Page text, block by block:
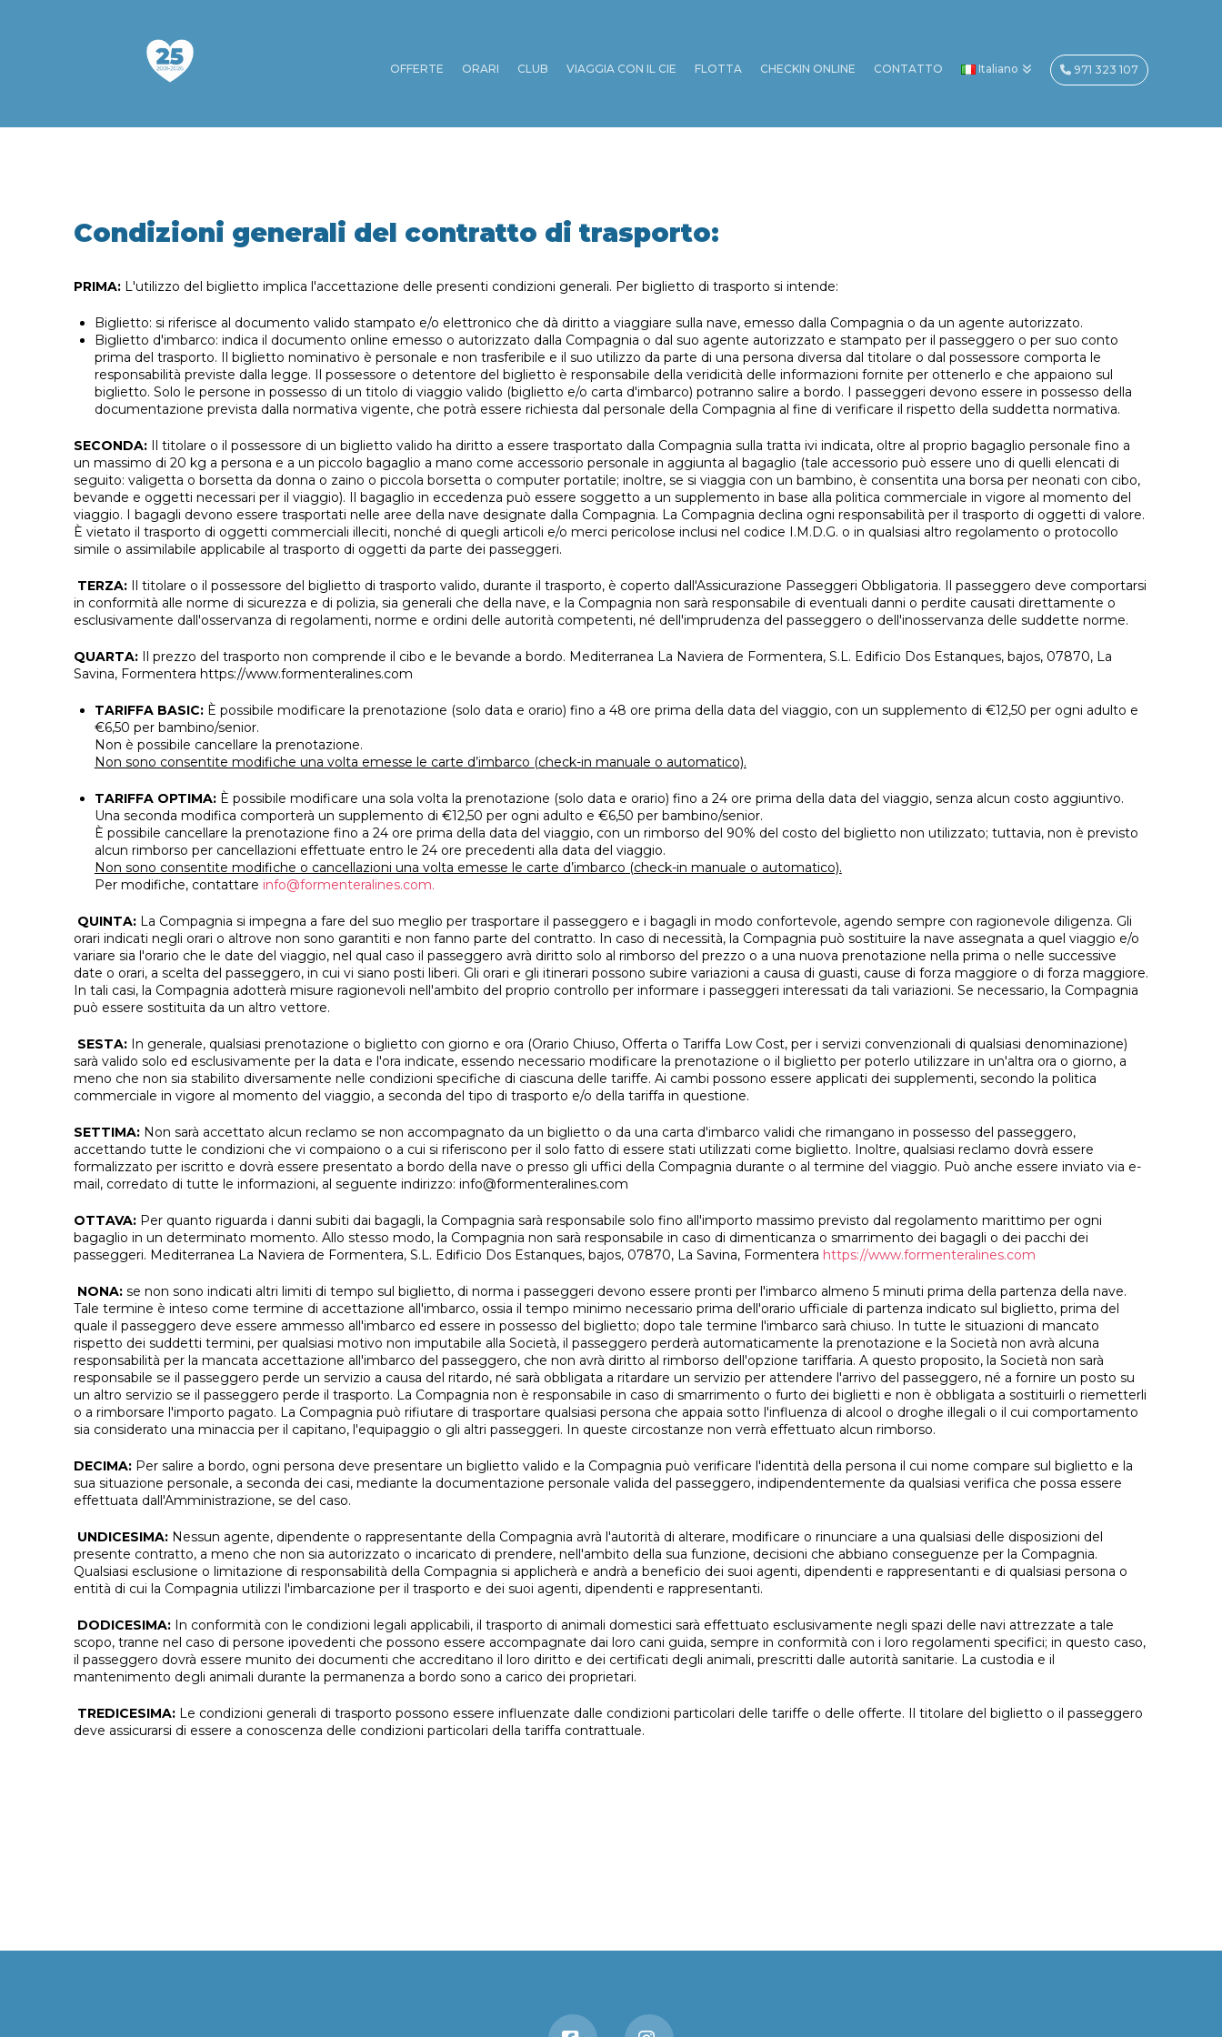
OFFERTE ORARI CLUB VIAGGIA CON IL CIE FLOTTA CHECKIN ONLINE CONTATTO Italiano 971 323 107
Condizioni generali del contratto di trasporto:
PRIMA:L'utilizzo del biglietto implica l'accettazione delle presenti condizioni generali. Per biglietto di trasporto si intende:
Biglietto: si riferisce al documento valido stampato e/o elettronico che dà diritto a viaggiare sulla nave, emesso dalla Compagnia o da un agente autorizzato.
Biglietto d'imbarco: indica il documento online emesso o autorizzato dalla Compagnia o dal suo agente autorizzato e stampato per il passeggero o per suo conto
prima del trasporto. Il biglietto nominativo è personale e non trasferibile e il suo utilizzo da parte di una persona diversa dal titolare o dal possessore comporta le
responsabilità previste dalla legge. Il possessore o detentore del biglietto è responsabile della veridicità delle informazioni fornite per ottenerlo e che appaiono sul
biglietto. Solo le persone in possesso di un titolo di viaggio valido (biglietto e/o carta d'imbarco) potranno salire a bordo. I passeggeri devono essere in possesso della
documentazione prevista dalla normativa vigente, che potrà essere richiesta dal personale della Compagnia al fine di verificare il rispetto della suddetta normativa.
SECONDA:Il titolare o il possessore di un biglietto valido ha diritto a essere trasportato dalla Compagnia sulla tratta ivi indicata, oltre al proprio bagaglio personale fino a
un massimo di 20 kg a persona e a un piccolo bagaglio a mano come accessorio personale in aggiunta al bagaglio (tale accessorio può essere uno di quelli elencati di
seguito: valigetta o borsetta da donna o zaino o piccola borsetta o computer portatile; inoltre, se si viaggia con un bambino, è consentita una borsa per neonati con cibo,
bevande e oggetti necessari per il viaggio). Il bagaglio in eccedenza può essere soggetto a un supplemento in base alla politica commerciale in vigore al momento del
viaggio. I bagagli devono essere trasportati nelle aree della nave designate dalla Compagnia. La Compagnia declina ogni responsabilità per il trasporto di oggetti di valore.
È vietato il trasporto di oggetti commerciali illeciti, nonché di quegli articoli e/o merci pericolose inclusi nel codice I.M.D.G. o in qualsiasi altro regolamento o protocollo
simile o assimilabile applicabile al trasporto di oggetti da parte dei passeggeri.
TERZA:Il titolare o il possessore del biglietto di trasporto valido, durante il trasporto, è coperto dall'Assicurazione Passeggeri Obbligatoria. Il passeggero deve comportarsi
in conformità alle norme di sicurezza e di polizia, sia generali che della nave, e la Compagnia non sarà responsabile di eventuali danni o perdite causati direttamente o
esclusivamente dall'osservanza di regolamenti, norme e ordini delle autorità competenti, né dell'imprudenza del passeggero o dell'inosservanza delle suddette norme.
QUARTA:Il prezzo del trasporto non comprende il cibo e le bevande a bordo. Mediterranea La Naviera de Formentera, S.L. Edificio Dos Estanques, bajos, 07870, La
Savina, Formentera https://www.formenteralines.com
TARIFFA BASIC: È possibile modificare la prenotazione (solo data e orario) fino a 48 ore prima della data del viaggio, con un supplemento di €12,50 per ogni adulto e
€6,50 per bambino/senior.
Non è possibile cancellare la prenotazione.
Non sono consentite modifiche una volta emesse le carte d’imbarco (check-in manuale o automatico).
TARIFFA OPTIMA: È possibile modificare una sola volta la prenotazione (solo data e orario) fino a 24 ore prima della data del viaggio, senza alcun costo aggiuntivo.
Una seconda modifica comporterà un supplemento di €12,50 per ogni adulto e €6,50 per bambino/senior.
È possibile cancellare la prenotazione fino a 24 ore prima della data del viaggio, con un rimborso del 90% del costo del biglietto non utilizzato; tuttavia, non è previsto
alcun rimborso per cancellazioni effettuate entro le 24 ore precedenti alla data del viaggio.
Non sono consentite modifiche o cancellazioni una volta emesse le carte d’imbarco (check-in manuale o automatico).
Per modifiche, contattare info@formenteralines.com.
QUINTA:La Compagnia si impegna a fare del suo meglio per trasportare il passeggero e i bagagli in modo confortevole, agendo sempre con ragionevole diligenza. Gli
orari indicati negli orari o altrove non sono garantiti e non fanno parte del contratto. In caso di necessità, la Compagnia può sostituire la nave assegnata a quel viaggio e/o
variare sia l'orario che le date del viaggio, nel qual caso il passeggero avrà diritto solo al rimborso del prezzo o a una nuova prenotazione nella prima o nelle successive
date o orari, a scelta del passeggero, in cui vi siano posti liberi. Gli orari e gli itinerari possono subire variazioni a causa di guasti, cause di forza maggiore o di forza maggiore.
In tali casi, la Compagnia adotterà misure ragionevoli nell'ambito del proprio controllo per informare i passeggeri interessati da tali variazioni. Se necessario, la Compagnia
può essere sostituita da un altro vettore.
SESTA:In generale, qualsiasi prenotazione o biglietto con giorno e ora (Orario Chiuso, Offerta o Tariffa Low Cost, per i servizi convenzionali di qualsiasi denominazione)
sarà valido solo ed esclusivamente per la data e l'ora indicate, essendo necessario modificare la prenotazione o il biglietto per poterlo utilizzare in un'altra ora o giorno, a
meno che non sia stabilito diversamente nelle condizioni specifiche di ciascuna delle tariffe. Ai cambi possono essere applicati dei supplementi, secondo la politica
commerciale in vigore al momento del viaggio, a seconda del tipo di trasporto e/o della tariffa in questione.
SETTIMA:Non sarà accettato alcun reclamo se non accompagnato da un biglietto o da una carta d'imbarco validi che rimangano in possesso del passeggero,
accettando tutte le condizioni che vi compaiono o a cui si riferiscono per il solo fatto di essere stati utilizzati come biglietto. Inoltre, qualsiasi reclamo dovrà essere
formalizzato per iscritto e dovrà essere presentato a bordo della nave o presso gli uffici della Compagnia durante o al termine del viaggio. Può anche essere inviato via e-
mail, corredato di tutte le informazioni, al seguente indirizzo: info@formenteralines.com
OTTAVA:Per quanto riguarda i danni subiti dai bagagli, la Compagnia sarà responsabile solo fino all'importo massimo previsto dal regolamento marittimo per ogni
bagaglio in un determinato momento. Allo stesso modo, la Compagnia non sarà responsabile in caso di dimenticanza o smarrimento dei bagagli o dei pacchi dei
passeggeri. Mediterranea La Naviera de Formentera, S.L. Edificio Dos Estanques, bajos, 07870, La Savina, Formentera https://www.formenteralines.com
NONA:se non sono indicati altri limiti di tempo sul biglietto, di norma i passeggeri devono essere pronti per l'imbarco almeno 5 minuti prima della partenza della nave.
Tale termine è inteso come termine di accettazione all'imbarco, ossia il tempo minimo necessario prima dell'orario ufficiale di partenza indicato sul biglietto, prima del
quale il passeggero deve essere ammesso all'imbarco ed essere in possesso del biglietto; dopo tale termine l'imbarco sarà chiuso. In tutte le situazioni di mancato
rispetto dei suddetti termini, per qualsiasi motivo non imputabile alla Società, il passeggero perderà automaticamente la prenotazione e la Società non avrà alcuna
responsabilità per la mancata accettazione all'imbarco del passeggero, che non avrà diritto al rimborso dell'opzione tariffaria. A questo proposito, la Società non sarà
responsabile se il passeggero perde un servizio a causa del ritardo, né sarà obbligata a ritardare un servizio per attendere l'arrivo del passeggero, né a fornire un posto su
un altro servizio se il passeggero perde il trasporto. La Compagnia non è responsabile in caso di smarrimento o furto dei biglietti e non è obbligata a sostituirli o riemetterli
o a rimborsare l'importo pagato. La Compagnia può rifiutare di trasportare qualsiasi persona che appaia sotto l'influenza di alcool o droghe illegali o il cui comportamento
sia considerato una minaccia per il capitano, l'equipaggio o gli altri passeggeri. In queste circostanze non verrà effettuato alcun rimborso.
DECIMA:Per salire a bordo, ogni persona deve presentare un biglietto valido e la Compagnia può verificare l'identità della persona il cui nome compare sul biglietto e la
sua situazione personale, a seconda dei casi, mediante la documentazione personale valida del passeggero, indipendentemente da qualsiasi verifica che possa essere
effettuata dall'Amministrazione, se del caso.
UNDICESIMA:Nessun agente, dipendente o rappresentante della Compagnia avrà l'autorità di alterare, modificare o rinunciare a una qualsiasi delle disposizioni del
presente contratto, a meno che non sia autorizzato o incaricato di prendere, nell'ambito della sua funzione, decisioni che abbiano conseguenze per la Compagnia.
Qualsiasi esclusione o limitazione di responsabilità della Compagnia si applicherà e andrà a beneficio dei suoi agenti, dipendenti e rappresentanti e di qualsiasi persona o
entità di cui la Compagnia utilizzi l'imbarcazione per il trasporto e dei suoi agenti, dipendenti e rappresentanti.
DODICESIMA:In conformità con le condizioni legali applicabili, il trasporto di animali domestici sarà effettuato esclusivamente negli spazi delle navi attrezzate a tale
scopo, tranne nel caso di persone ipovedenti che possono essere accompagnate dai loro cani guida, sempre in conformità con i loro regolamenti specifici; in questo caso,
il passeggero dovrà essere munito dei documenti che accreditano il loro diritto e dei certificati degli animali, prescritti dalle autorità sanitarie. La custodia e il
mantenimento degli animali durante la permanenza a bordo sono a carico dei proprietari.
TREDICESIMA:Le condizioni generali di trasporto possono essere influenzate dalle condizioni particolari delle tariffe o delle offerte. Il titolare del biglietto o il passeggero
deve assicurarsi di essere a conoscenza delle condizioni particolari della tariffa contrattuale.